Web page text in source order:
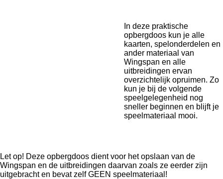
In deze praktische
opbergdoos kun je alle
kaarten, spelonderdelen en
ander materiaal van
Wingspan en alle
uitbreidingen ervan
overzichtelijk opruimen. Zo
kun je bij de volgende
speelgelegenheid nog
sneller beginnen en blijft je
speelmateriaal mooi.
Let op! Deze opbergdoos dient voor het opslaan van de
Wingspan en de uitbreidingen daarvan zoals ze eerder zijn
uitgebracht en bevat zelf GEEN speelmateriaal!